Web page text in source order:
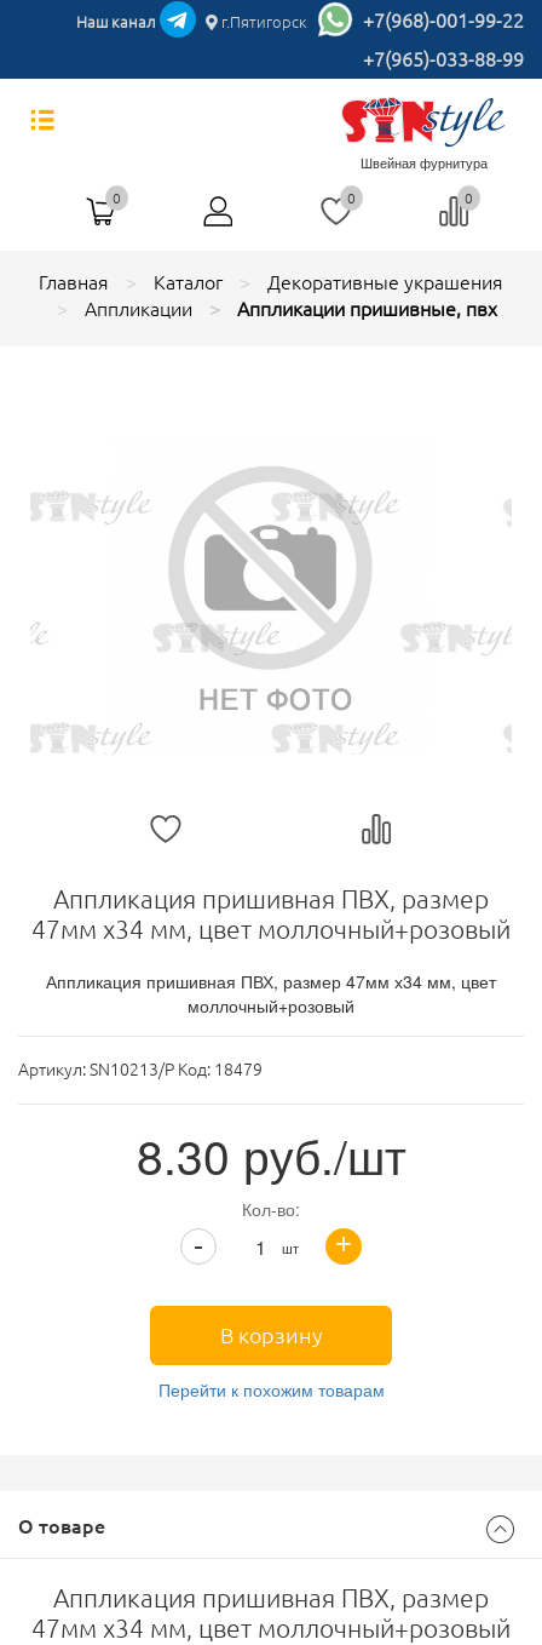
Наш канал г.Пятигорск
+7(968)-001-99-22
+7(965)-033-88-99
Швейная фурнитура
0 0 0
Главная Каталог
Декоративные украшения
Аппликации
Аппликации пришивные, пвх
Аппликация пришивная ПВХ, размер
47мм х34 мм, цвет моллочный+розовый
Аппликация пришивная ПВХ, размер 47мм х34 мм, цвет
моллочный+розовый
Артикул:SN10213/P Код: 18479
8.30 руб./шт
Кол-во:
шт +
-
В корзину
Перейти к похожим товарам
О товаре
Аппликация пришивная ПВХ, размер
47мм х34 мм, цвет моллочный+розовый